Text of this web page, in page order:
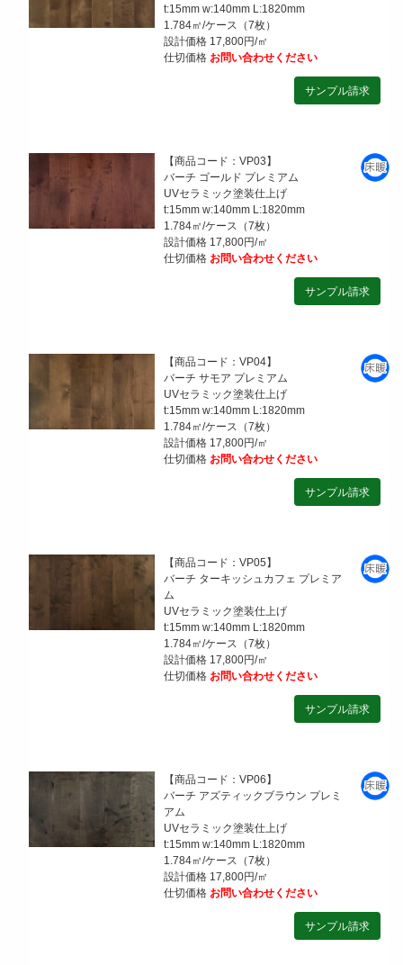
t:15mm w:140mm L:1820mm
1.784㎡/ケース（7枚）
設計価格 17,800円/㎡
仕切価格 お問い合わせください
【商品コード：VP03】
バーチ ゴールド プレミアム
UVセラミック塗装仕上げ
t:15mm w:140mm L:1820mm
1.784㎡/ケース（7枚）
設計価格 17,800円/㎡
仕切価格 お問い合わせください
【商品コード：VP04】
バーチ サモア プレミアム
UVセラミック塗装仕上げ
t:15mm w:140mm L:1820mm
1.784㎡/ケース（7枚）
設計価格 17,800円/㎡
仕切価格 お問い合わせください
【商品コード：VP05】
バーチ ターキッシュカフェ プレミア
ム
UVセラミック塗装仕上げ
t:15mm w:140mm L:1820mm
1.784㎡/ケース（7枚）
設計価格 17,800円/㎡
仕切価格 お問い合わせください
【商品コード：VP06】
バーチ アズティックブラウン プレミ
アム
UVセラミック塗装仕上げ
t:15mm w:140mm L:1820mm
1.784㎡/ケース（7枚）
設計価格 17,800円/㎡
仕切価格 お問い合わせください